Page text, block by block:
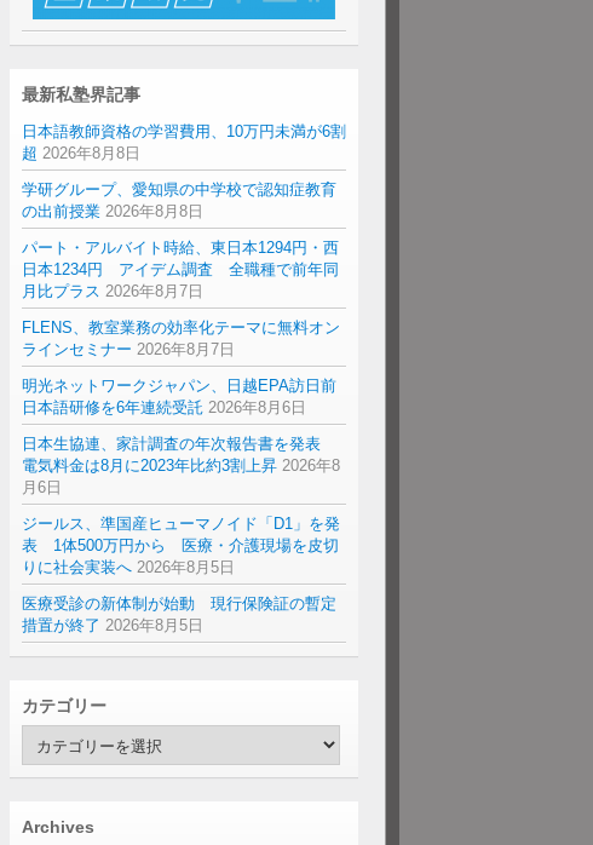
最新私塾界記事
日本語教師資格の学習費用、10万円未満が6割
超 2026年8月8日
学研グループ、愛知県の中学校で認知症教育
の出前授業 2026年8月8日
パート・アルバイト時給、東日本1294円・西
日本1234円 アイデム調査 全職種で前年同
月比プラス 2026年8月7日
FLENS、教室業務の効率化テーマに無料オン
ラインセミナー 2026年8月7日
明光ネットワークジャパン、日越EPA訪日前
日本語研修を6年連続受託 2026年8月6日
日本生協連、家計調査の年次報告書を発表
電気料金は8月に2023年比約3割上昇 2026年8
月6日
ジールス、準国産ヒューマノイド「D1」を発
表 1体500万円から 医療・介護現場を皮切
りに社会実装へ 2026年8月5日
医療受診の新体制が始動 現行保険証の暫定
措置が終了 2026年8月5日
カテゴリー
ゴ
ー
Archives